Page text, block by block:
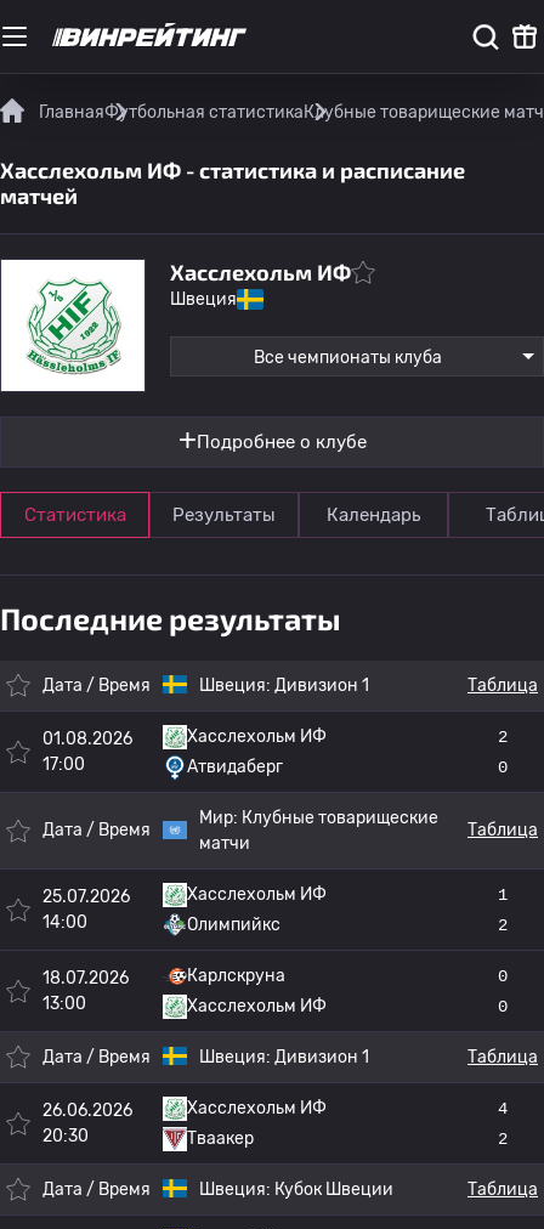
ГлавнаяФутбольная статистикаКлубные товарищеские
Хасслехольм ИФ - статистика и расписание
матчей
Хасслехольм ИФ
Швеция
Все чемпионаты клуба
Подробнее о клубе
Статистика Результаты Календарь
Последние результаты
Дата / Время Швеция: Дивизион 1 Таблица
01.08.2026
17:00
Хасслехольм ИФ
Атвидаберг
2
0
Дата / Время
Мир: Клубные товарищеские
матчи
Таблица
25.07.2026
14:00
Хасслехольм ИФ
Олимпийкс
1
2
18.07.2026
13:00
Карлскруна
Хасслехольм ИФ
0
0
Дата / Время Швеция: Дивизион 1 Таблица
26.06.2026
20:30
Хасслехольм ИФ
Тваакер
4
2
Дата / Время Швеция: Кубок Швеции Таблица